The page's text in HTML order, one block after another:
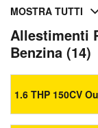
MOSTRA TUTTI
Allestimenti
Benzina (14)
1.6 THP 150CV